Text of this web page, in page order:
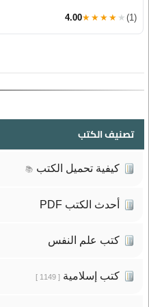
4.00★★★★★ (1)
تصنيف الكتب
كيفية تحميل الكتب 📚
أحدث الكتب PDF
كتب علم النفس
كتب إسلامية[ 1149 ]